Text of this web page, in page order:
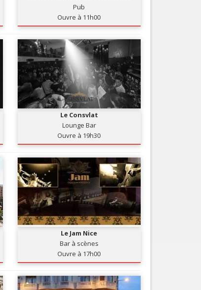
Services
Tourisme, ...
Nice Aéroport
Pub
Ouvre à 11h00
Le Consvlat
Lounge Bar
Ouvre à 19h30
Le Jam Nice
Bar à scènes
Ouvre à 17h00